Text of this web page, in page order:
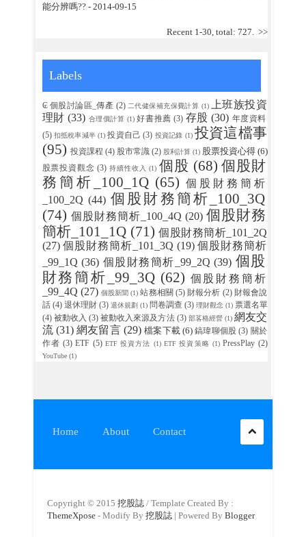
能分辨嗎??- 2014-09-15
Recent 1-30, total: 727. >>
Labels
₢ 個股討論區_傳產 (2) 二代健保補充保費計算 (1)
上班族投資
理財 (33) 合理價計算 (1) 好書推薦 (3) 存股 (30) 年度資料
(5) 扣抵稅率減半 (1) 投資自己 (3) 投資記錄 (1) 投資這檔事
(95) 投資課程 (4) 股市常識 (2) 股利計算 (1) 股票投資心得 (6)
股票投資觀念 (3) 持續性收入 (1) 個股 (68) 個股財
務簡析_100_1Q (65) 個股財務簡析
_100_2Q (44) 個股財務簡析_100_3Q
(74) 個股財務簡析_100_4Q (20) 個股財務
簡析_101_1Q (71) 個股財務簡析_101_2Q
(27) 個股財務簡析_101_3Q (19) 個股財務簡析
_99_1Q (36) 個股財務簡析_99_2Q (39) 個股
財務簡析_99_3Q (62) 個股財務簡析
_99_4Q (27) 個股新聞 (1) 站務相關 (5) 財報分析 (2) 財報會說
話 (4) 退休理財 (3) 退休規劃 (1) 問卷調查 (3) 理財觀念 (1) 票選名單
(4) 被動收入 (3) 被動收入來源及方法 (3) 部茖格經營 (1) 網友交
流 (31) 網友留言 (29) 檔案下載 (6) 鎬瑋聊個股 (3) 關於
作者 (3) ETF (5) ETF 投資方法 (1) ETF 投資策略 (1) PressPlay (2)
YouTube (1)
Home About Contact
Copyright © 2015 挖股誌 / Template Created By :
ThemeXpose - Modify By 挖股誌 | Powered By Blogger